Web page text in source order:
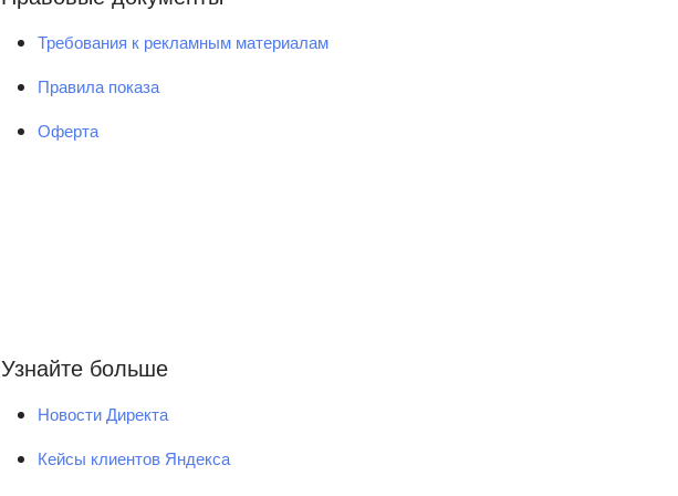
Требования к рекламным материалам
Правила показа
Оферта
Узнайте больше
Новости Директа
Кейсы клиентов Яндекса